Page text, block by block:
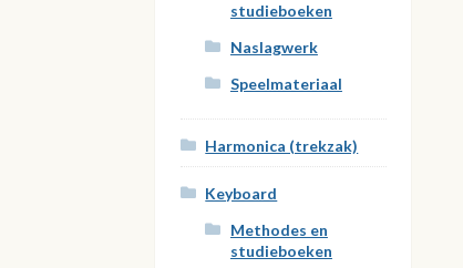
studieboeken
Naslagwerk
Speelmateriaal
Harmonica (trekzak)
Keyboard
Methodes en
studieboeken